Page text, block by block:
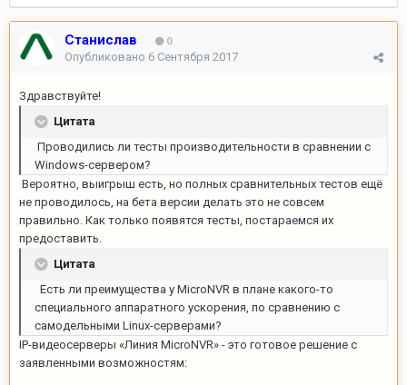
Станислав 0
Опубликовано 6 Сентября 2017
Здравствуйте!
Цитата
Проводились ли тесты производительности в сравнении с
Windows-сервером?
Вероятно, выигрыш есть, но полных сравнительных тестов ещё
не проводилось, на бета версии делать это не совсем
правильно. Как только появятся тесты, постараемся их
предоставить.
Цитата
Есть ли преимущества у MicroNVR в плане какого-то
специального аппаратного ускорения, по сравнению с
самодельными Linux-серверами?
IP-видеосерверы «Линия MicroNVR» - это готовое решение с
заявленными возможностям: